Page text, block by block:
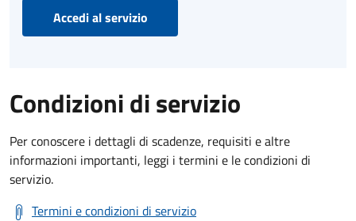
Accedi al servizio
Condizioni di servizio
Per conoscere i dettagli di scadenze, requisiti e altre
informazioni importanti, leggi i termini e le condizioni di
servizio.
Termini e condizioni di servizio